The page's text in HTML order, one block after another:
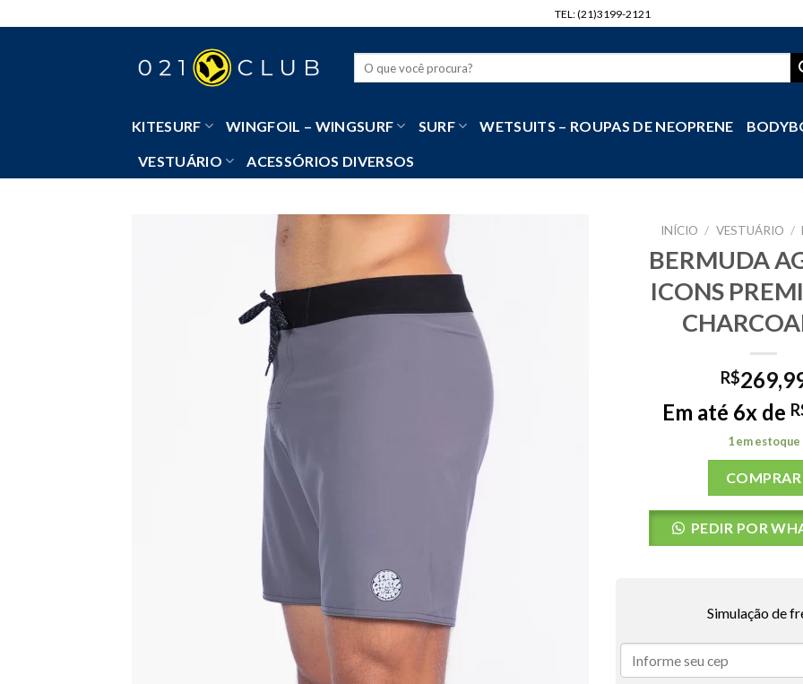
to
TEL: (21)3199-2121
KITESURF WINGFOIL – WINGSURF SURF WETSUITS – ROUPAS DE NEOPRENE
VESTUÁRIO ACESSÓRIOS DIVERSOS
INÍCIO / VESTUÁRIO /
BERMUDA
ICONS
R$
Em até 6x de
1 em estoque
COMPRAR
PEDIR POR
Simulação de